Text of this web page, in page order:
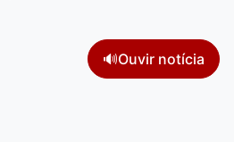
🔊Ouvir notícia